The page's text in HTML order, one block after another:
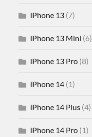
iPhone 13 (7)
iPhone 13 Mini (6)
iPhone 13 Pro (8)
iPhone 14 (1)
iPhone 14 Plus (4)
iPhone 14 Pro (1)